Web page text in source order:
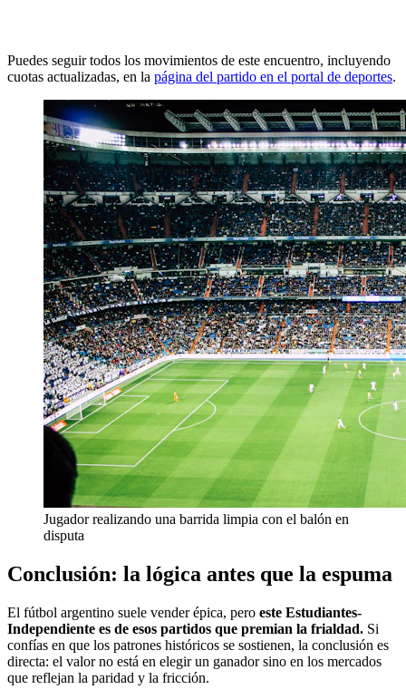
Puedes seguir todos los movimientos de este encuentro, incluyendo
cuotas actualizadas, en la página del partido en el portal de deportes.
Jugador realizando una barrida limpia con el balón en
disputa
Conclusión: la lógica antes que la espuma
El fútbol argentino suele vender épica, pero este Estudiantes-
Independiente es de esos partidos que premian la frialdad. Si
confías en que los patrones históricos se sostienen, la conclusión es
directa: el valor no está en elegir un ganador sino en los mercados
que reflejan la paridad y la fricción.